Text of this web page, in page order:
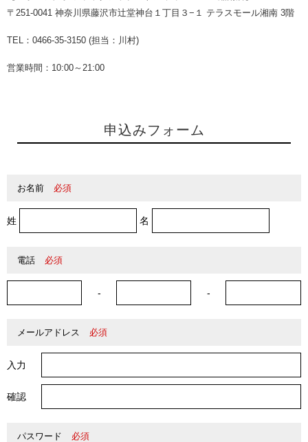
〒251-0041 神奈川県藤沢市辻堂神台１丁目３−１ テラスモール湘南 3階
TEL：0466-35-3150 (担当：川村)
営業時間：10:00～21:00
申込みフォーム
お名前 必須
姓 名
電話 必須
- -
メールアドレス 必須
入力
確認
パスワード 必須